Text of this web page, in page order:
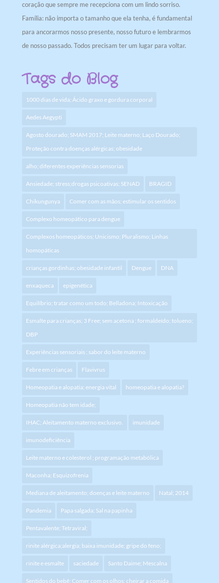
coração que sempre me recepciona com um lindo sorriso.
Família: não importa o tamanho que ela tenha, é fundamental
para ancorarmos nosso presente, nosso futuro e lembrarmos
de nosso passado. Todos precisam ter um lugar para voltar.
Tags do Blog
1000 dias de vida; Ácido graxo e gordura corporal
Aedes Aegypti
Agosto dourado; SMAM 2017; Leite materno; Laço Dourado;
Proteção contra doenças alérgicas; obesidade
alho; diferentes experiências sensorias
Ansiedade; stress;drogas psicoativas; SENAD BRAGID
Chikungunya Comer com as mãos; estimular os sentidos
Complexo homeopático para dengue
Complexos homeopáticos; Unicismo; Pluralismo; Linhas
homopáticas
crianças gordinhas; obesidade infantil Dengue DNA
enxaqueca epigenética
Equilíbrio; tratar como um todo; Belladona; Intoxicação
Esmalte para crianças; 3 Free; sem acetona ; formaldeído; tolueno;
DBP
Experiências sensoriais ; sabor do leite materno
Febre em crianças Flavivrus
Homeopatia e alopatia; energia vital homeopatia e alopatia?
Homeopatia não tem idade;
IHAC; Aleitamento materno exclusivo. imunidade
imunodeficiência
Leite materno e colesterol ; programação metabólica
Maconha; Esquizofrenia
Mediana de aleitamento; doenças e leite materno Natal; 2014
Pandemia Papa salgada; Sal na papinha
Pentavalente; Tetraviral;
rinite alérgica;alergia; baixa imunidade; gripe do feno;
rinite e esmalte saciedade Santo Daime; Mescalna
Sentidos do bebê; Comer com os olhos; cheirar a comida